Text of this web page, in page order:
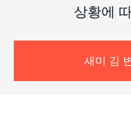
상황에
새미 김